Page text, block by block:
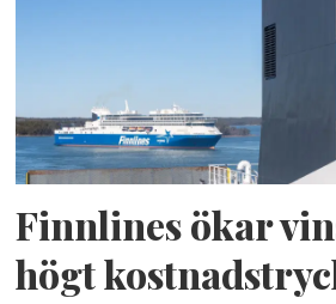
Finnlines ökar
högt